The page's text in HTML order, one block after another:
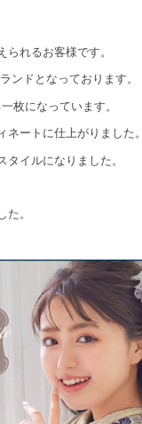
れるお客様です。
ンドとなっております。
枚になっています。
ートに仕上がりました。
イルになりました。
。